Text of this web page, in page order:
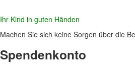
Ihr Kind in guten Händen
Machen Sie sich keine Sorgen über die
Spendenkonto